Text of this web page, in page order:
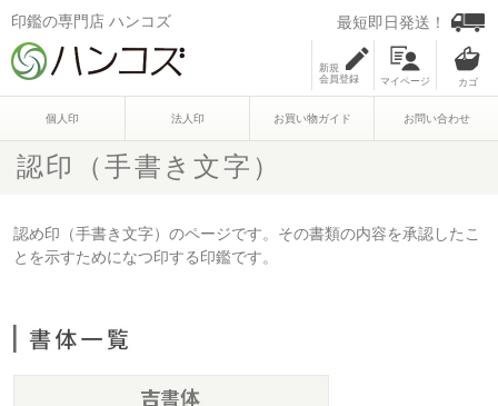
印鑑の専門店 ハンコズ 最短即日発送！
新規
会員登録
マイページ
個人印 法人印 お買い物ガイド お問い合わせ
認印（手書き文字）
認め印（手書き文字）のページです。その書類の内容を承認したこ
とを示すためになつ印する印鑑です。